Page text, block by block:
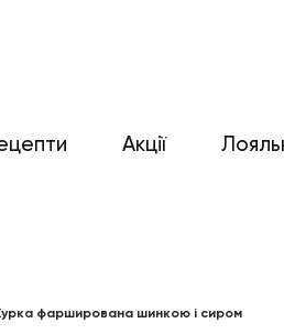
Акції
фарширована шинкою і сиром